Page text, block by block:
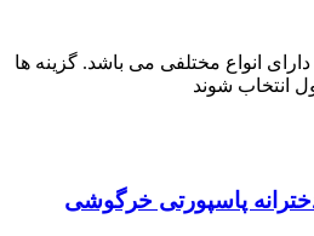
انواع مختلفی می باشد. گزینه ها
شوند